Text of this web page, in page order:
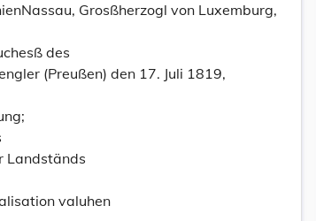
Grosßherzogl von Luxemburg,
des
(Preußen) den 17. Juli 1819,
Landständs
valuhen